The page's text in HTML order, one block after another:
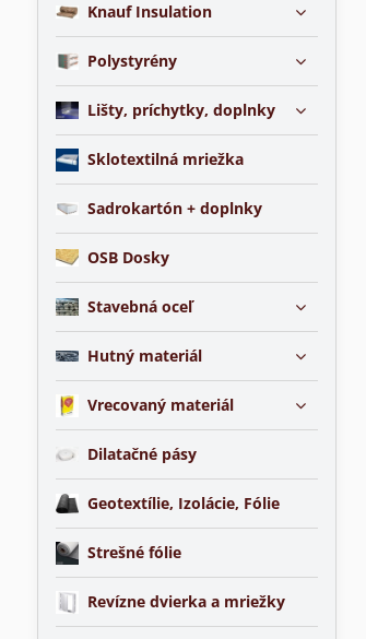
Knauf Insulation
Polystyrény
Lišty, príchytky, doplnky
Sklotextilná mriežka
Sadrokartón + doplnky
OSB Dosky
Stavebná oceľ
Hutný materiál
Vrecovaný materiál
Dilatačné pásy
Geotextílie, Izolácie, Fólie
Strešné fólie
Revízne dvierka a mriežky